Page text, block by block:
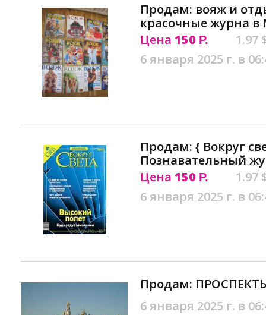
Продам: вояж и
красочные журна в
Цена 150 Р.
1.97
6 января 2025 г. в
Продам: { Вокруг
Познавательный
Цена 150 Р.
1.97
6 января 2025 г. в
Продам:
6 января 2025 г. в